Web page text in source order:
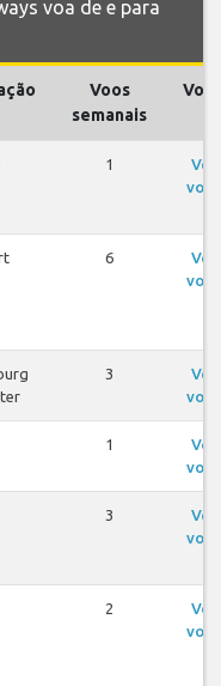
voa de e para
Voos
semanais
1
Ver
voos
6
Ver
voos
3
Ver
voos
1
Ver
voos
3
Ver
voos
2
Ver
voos